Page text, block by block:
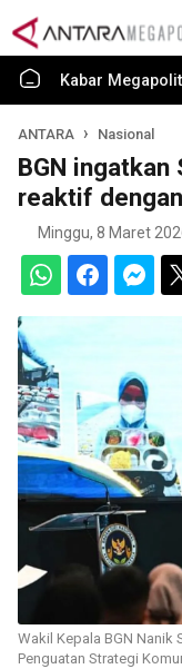
Kabar
ANTARA Nasional
BGN ingatkan
reaktif
Minggu, 8 Maret
Wakil Kepala BGN
Penguatan Strategi